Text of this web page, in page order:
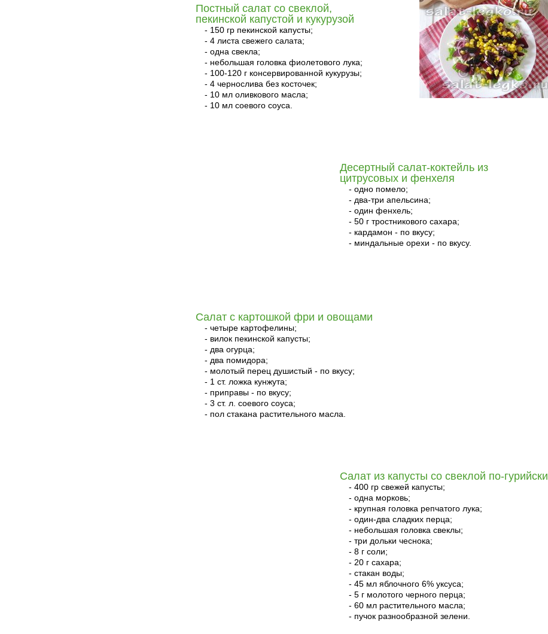
Постный салат со свеклой,
пекинской капустой и кукурузой
- 150 гр пекинской капусты;
- 4 листа свежего салата;
- одна свекла;
- небольшая головка фиолетового лука;
- 100-120 г консервированной кукурузы;
- 4 чернослива без косточек;
- 10 мл оливкового масла;
- 10 мл соевого соуса.
Десертный салат-коктейль из
цитрусовых и фенхеля
- одно помело;
- два-три апельсина;
- один фенхель;
- 50 г тростникового сахара;
- кардамон - по вкусу;
- миндальные орехи - по вкусу.
Салат с картошкой фри и овощами
- четыре картофелины;
- вилок пекинской капусты;
- два огурца;
- два помидора;
- молотый перец душистый - по вкусу;
- 1 ст. ложка кунжута;
- приправы - по вкусу;
- 3 ст. л. соевого соуса;
- пол стакана растительного масла.
Салат из капусты со свеклой по-гурийски
- 400 гр свежей капусты;
- одна морковь;
- крупная головка репчатого лука;
- один-два сладких перца;
- небольшая головка свеклы;
- три дольки чеснока;
- 8 г соли;
- 20 г сахара;
- стакан воды;
- 45 мл яблочного 6% уксуса;
- 5 г молотого черного перца;
- 60 мл растительного масла;
- пучок разнообразной зелени.